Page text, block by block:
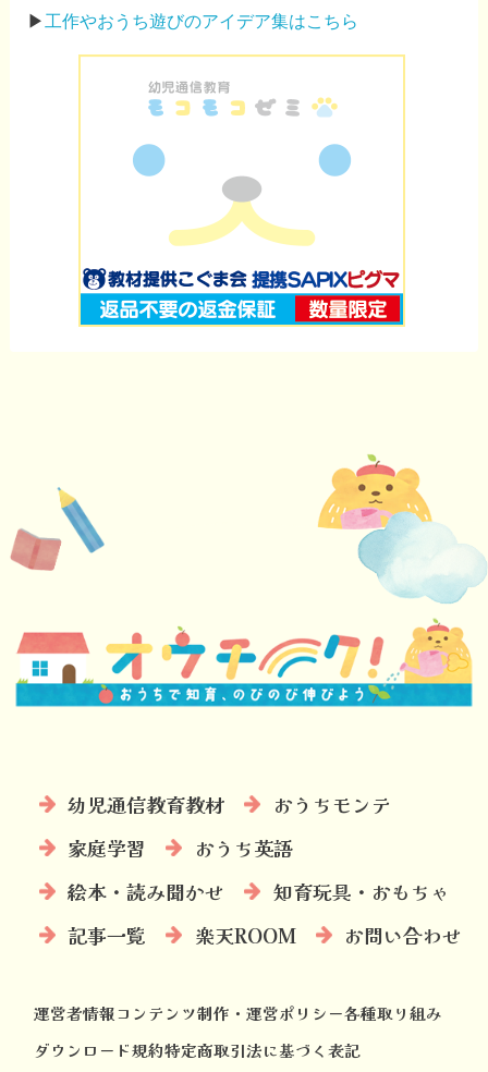
▶ 工作やおうち遊びのアイデア集はこちら
幼児通信教育教材
おうちモンテ
家庭学習
おうち英語
絵本・読み聞かせ
知育玩具・おもちゃ
記事一覧
楽天ROOM お問い合わせ
運営者情報コンテンツ制作・運営ポリシー各種取り組み
ダウンロード規約特定商取引法に基づく表記